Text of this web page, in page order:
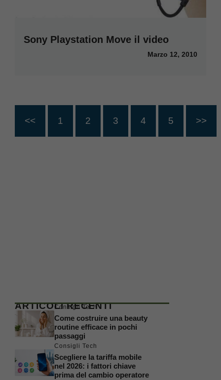
Sony Playstation Move il video
Marzo 12, 2010
<< 1 2 3 4 5 >>
ARTICOLI RECENTI
Consigli Tech
Come costruire una beauty
routine efficace in pochi
passaggi
Consigli Tech
Scegliere la tariffa mobile
nel 2026: i fattori chiave
prima del cambio operatore